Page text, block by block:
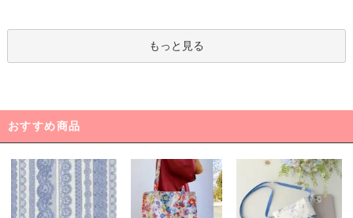
もっと見る
おすすめ商品